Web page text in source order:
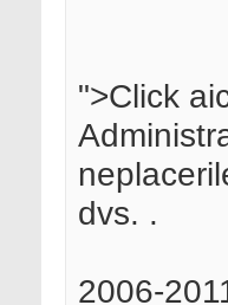
">Click
dvs. .
2006-